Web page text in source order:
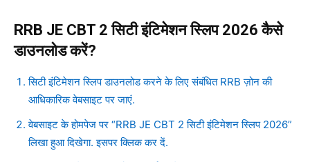
RRB JE CBT 2 सिटी इंटिमेशन स्लिप 2026 कैसे
डाउनलोड करें?
सिटी इंटिमेशन स्लिप डाउनलोड करने के लिए संबंधित RRB ज़ोन की
आधिकारिक वेबसाइट पर जाएं.
वेबसाइट के होमपेज पर “RRB JE CBT 2 सिटी इंटिमेशन स्लिप 2026”
लिखा हुआ दिखेगा. इसपर क्लिक कर दें.